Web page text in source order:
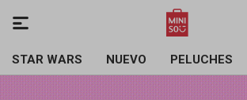
STAR WARS NUEVO PELUCHES
